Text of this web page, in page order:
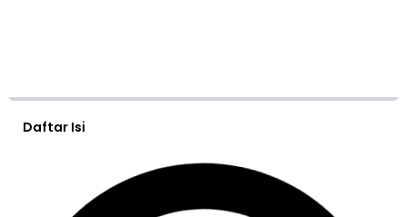
Daftar Isi